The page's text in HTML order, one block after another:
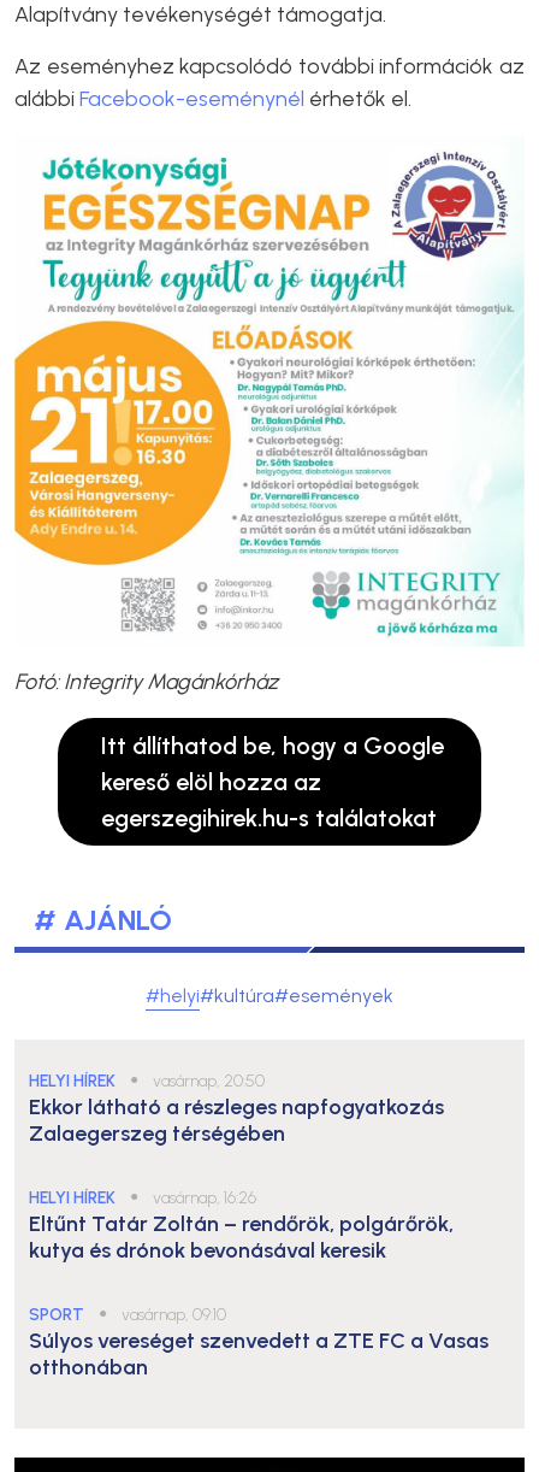
Alapítvány tevékenységét támogatja.
Az eseményhez kapcsolódó további információk az
alábbiFacebook-eseménynél érhetők el.
Fotó: Integrity Magánkórház
Itt állíthatod be, hogy a Google
kereső elöl hozza az
egerszegihirek.hu-s találatokat
# AJÁNLÓ
#helyi#kultúra#események
HELYI HÍREK ● vasárnap, 20:50
Ekkor látható a részleges napfogyatkozás
Zalaegerszeg térségében
HELYI HÍREK ● vasárnap, 16:26
Eltűnt Tatár Zoltán – rendőrök, polgárőrök,
kutya és drónok bevonásával keresik
SPORT ● vasárnap, 09:10
Súlyos vereséget szenvedett a ZTE FC a Vasas
otthonában